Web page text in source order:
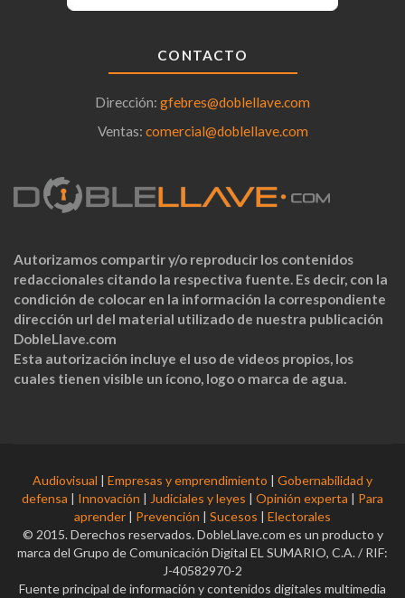
CONTACTO
Dirección: gfebres@doblellave.com
Ventas: comercial@doblellave.com
Autorizamos compartir y/o reproducir los contenidos
redaccionales citando la respectiva fuente. Es decir, con la
condición de colocar en la información la correspondiente
dirección url del material utilizado de nuestra publicación
DobleLlave.com
Esta autorización incluye el uso de videos propios, los
cuales tienen visible un ícono, logo o marca de agua.
Audiovisual | Empresas y emprendimiento | Gobernabilidad y
defensa | Innovación | Judiciales y leyes | Opinión experta | Para
aprender | Prevención | Sucesos | Electorales
© 2015. Derechos reservados. DobleLlave.com es un producto y
marca del Grupo de Comunicación Digital EL SUMARIO, C.A. / RIF:
J-40582970-2
Fuente principal de información y contenidos digitales multimedia